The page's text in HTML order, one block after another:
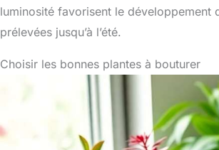
luminosité favorisent le développement
prélevées jusqu’à l’été.
Choisir les bonnes plantes à bouturer